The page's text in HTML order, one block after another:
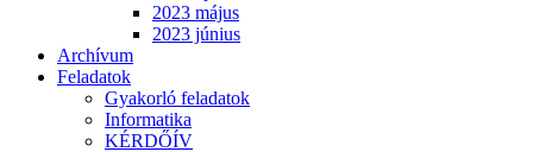
2023 május
2023 június
Archívum
Feladatok
Gyakorló feladatok
Informatika
KÉRDŐÍV